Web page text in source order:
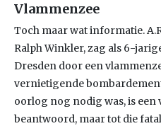
Vlammenzee
Toch maar wat informatie.
Ralph Winkler, zag als 6-
Dresden door een
vernietigende
oorlog nog nodig was, is een
beantwoord, maar tot die